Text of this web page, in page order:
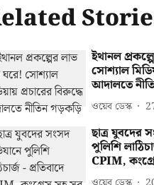
ইথানল
সোশ্যাল
আদালতে
ওয়েব ডেস্ক
ছাত্র যুবদের
পুলিশি
CPIM,